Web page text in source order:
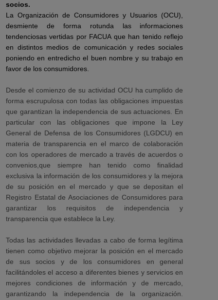
socios.
La Organización de Consumidores y Usuarios (OCU),
desmiente de forma rotunda las informaciones
tendenciosas vertidas por FACUA que han tenido reflejo
en distintos medios de comunicación y redes sociales
poniendo en entredicho el buen nombre y su trabajo en
favor de los consumidores.
Desde el comienzo de su actividad OCU ha cumplido de
forma escrupulosa con todas las obligaciones impuestas
que garantizan la independencia de sus actuaciones. En
particular con las obligaciones que impone la Ley
General de Defensa de los Consumidores (LGDCU) en
materia de transparencia en el marco de colaboración
con los operadores de mercado a través de acuerdos o
convenios,que siempre han tenido como finalidad
exclusiva la información de los consumidores y la mejora
de su posición en el mercado y que se depositan el
Registro Estatal de Asociaciones de Consumidores para
garantizar los requisitos de independencia y
transparencia que establece la Ley.
Todas las actividades llevadas a cabo de forma legítima
tienen como objetivo mejorar la posición en el mercado
de sus socios y de los consumidores en general
facilitándoles el acceso a diferentes bienes y servicios en
mejores condiciones de información y de mercado,
garantizando la independencia de la organización.